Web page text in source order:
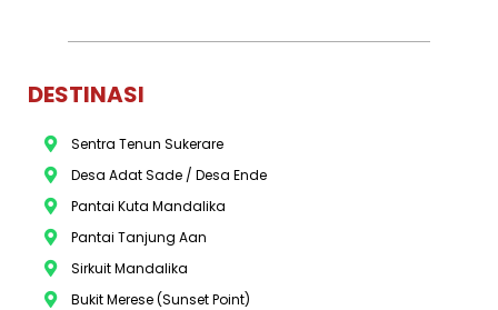
DESTINASI
Sentra Tenun Sukerare
Desa Adat Sade / Desa Ende
Pantai Kuta Mandalika
Pantai Tanjung Aan
Sirkuit Mandalika
Bukit Merese (Sunset Point)